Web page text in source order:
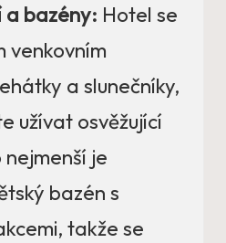
a bazény: Hotel se
venkovním
a slunečníky,
užívat osvěžující
je
bazén s
takže se